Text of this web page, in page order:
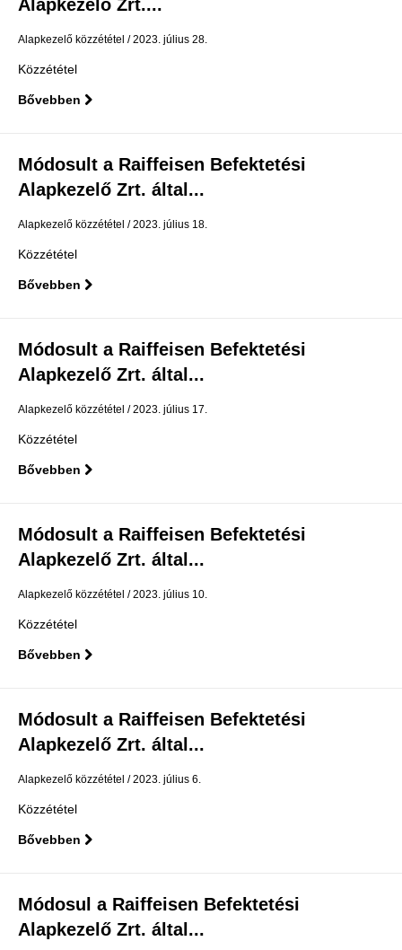
Alapkezelő Zrt....
Alapkezelő közzététel 2023. július 28.
Közzététel
Bővebben
Módosult a Raiffeisen Befektetési
Alapkezelő Zrt. által...
Alapkezelő közzététel 2023. július 18.
Közzététel
Bővebben
Módosult a Raiffeisen Befektetési
Alapkezelő Zrt. által...
Alapkezelő közzététel 2023. július 17.
Közzététel
Bővebben
Módosult a Raiffeisen Befektetési
Alapkezelő Zrt. által...
Alapkezelő közzététel 2023. július 10.
Közzététel
Bővebben
Módosult a Raiffeisen Befektetési
Alapkezelő Zrt. által...
Alapkezelő közzététel 2023. július 6.
Közzététel
Bővebben
Módosul a Raiffeisen Befektetési
Alapkezelő Zrt. által...